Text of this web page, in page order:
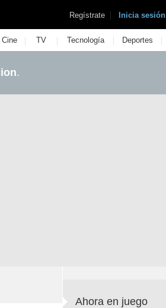
Regístrate | Inicia sesión
Cine | TV | Tecnología | Deportes |
.
Ahora en juego